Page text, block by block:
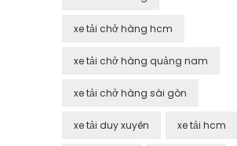
xe tải chở hàng hcm
xe tải chở hàng quảng nam
xe tải chở hàng sài gòn
xe tải duy xuyên xe tải hcm